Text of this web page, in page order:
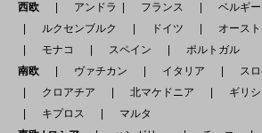
西欧
アンドラ フランス ベルギ
ルクセンブルク
ドイツ オース
モナコ
スペイン
ポルトガル
南欧
ヴァチカン イタリア
ス
クロアチア
北マケドニア ギリ
キプロス
マルタ